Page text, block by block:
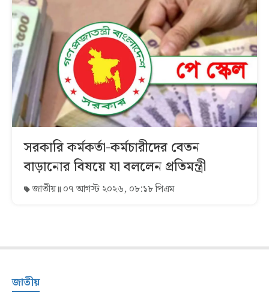
সরকারি কর্মকর্তা-কর্মচারীদের বেতন
বাড়ানোর বিষয়ে যা বললেন প্রতিমন্ত্রী
জাতীয় ০৭ আগস্ট ২০২৬, ০৮:১৮ পিএম
জাতীয়